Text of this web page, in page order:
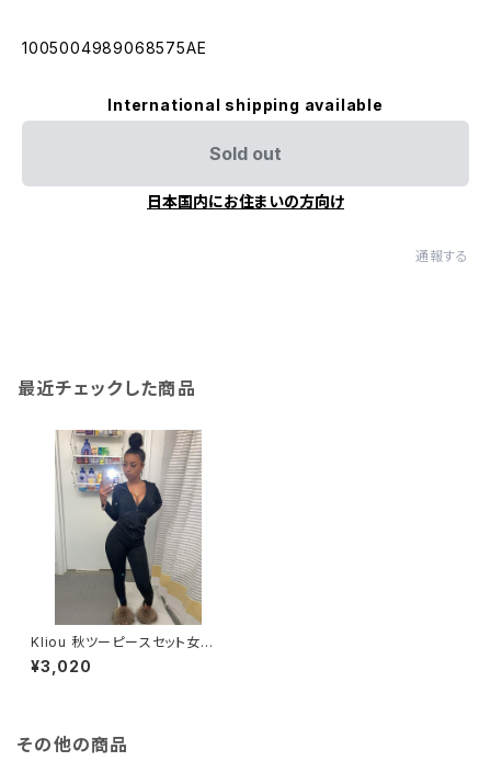
1005004989068575AE
International shipping available
Sold out
日本国内にお住まいの方向け
通報する
最近チェックした商品
Kliou 秋ツーピースセット女性
長袖フード付きジッパーポケット
スポーティなジャケット + レギ
¥3,020
その他の商品